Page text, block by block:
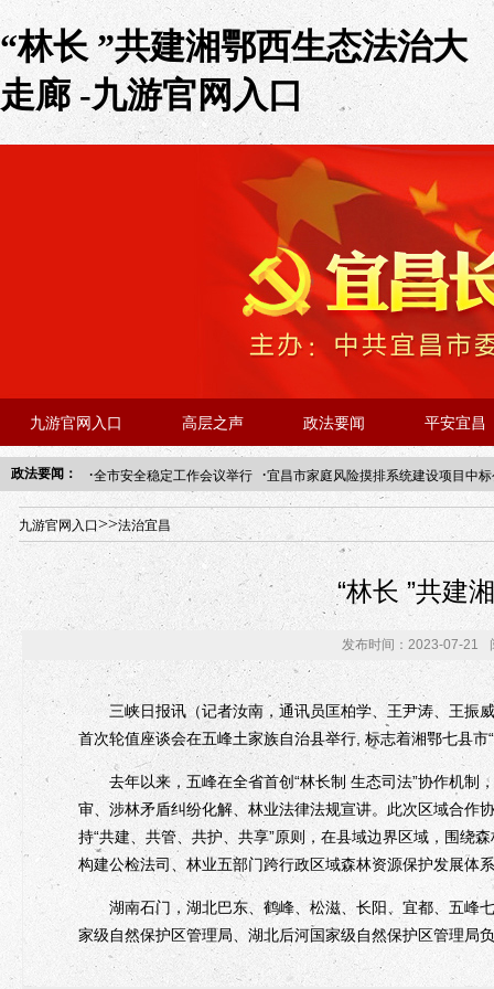
“林长 ”共建湘鄂西生态法治大
走廊 -九游官网入口
九游官网入口 高层之声 政法要闻 平安宜昌
政法要闻： ·全市安全稳定工作会议举行 ·宜昌市家庭风险摸排系统建设项目中
年“招才兴业”事业单位人才引进·北京站人民大学入校工作提醒
九游官网入口>>法治宜昌
“林长 ”共建
发布时间：2023-07-21
三峡日报讯（记者汝南，通讯员匡柏学、王尹涛、王振威
首次轮值座谈会在五峰土家族自治县举行, 标志着湘鄂七县市
去年以来，五峰在全省首创“林长制 生态司法”协作机制
审、涉林矛盾纠纷化解、林业法律法规宣讲。此次区域合作
持“共建、共管、共护、共享”原则，在县域边界区域，围绕
构建公检法司、林业五部门跨行政区域森林资源保护发展体
湖南石门，湖北巴东、鹤峰、松滋、长阳、宜都、五峰
家级自然保护区管理局、湖北后河国家级自然保护区管理局